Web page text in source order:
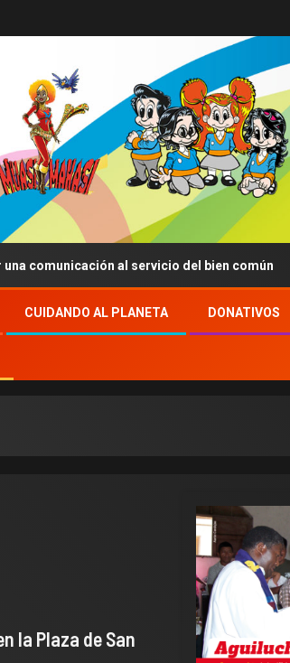
al servicio del bien común
CUIDANDO AL PLANETA DONATIVOS
la Plaza de San